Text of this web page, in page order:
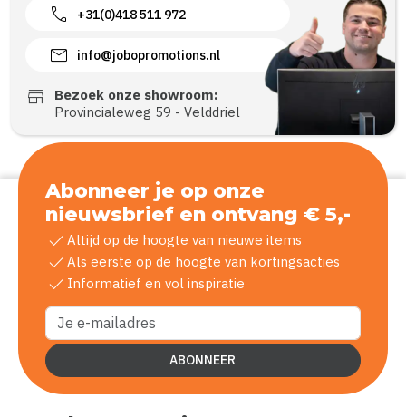
call +31(0)418 511 972
mail info@jobopromotions.nl
store
Bezoek onze showroom:
Provincialeweg 59 - Velddriel
Abonneer je op onze
nieuwsbrief en ontvang € 5,-
check Altijd op de hoogte van nieuwe items
check Als eerste op de hoogte van kortingsacties
check Informatief en vol inspiratie
ABONNEER